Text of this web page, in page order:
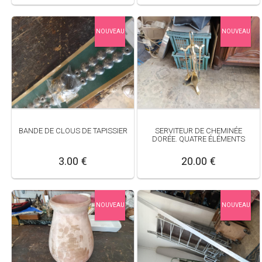
NOUVEAU
BANDE DE CLOUS DE TAPISSIER
3.00 €
NOUVEAU
SERVITEUR DE CHEMINÉE
DORÉE. QUATRE ÉLÉMENTS
20.00 €
NOUVEAU NOUVEAU